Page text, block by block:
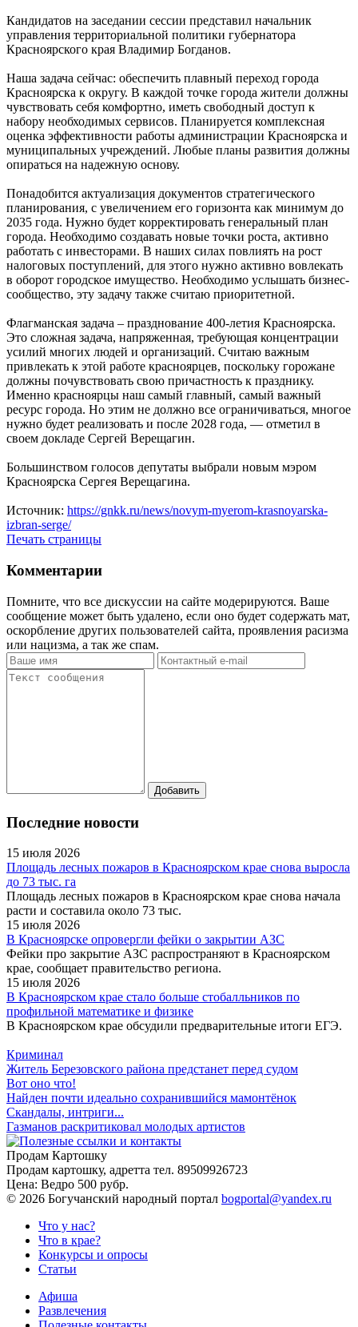
Кандидатов на заседании сессии представил начальник
управления территориальной политики губернатора
Красноярского края Владимир Богданов.
Наша задача сейчас: обеспечить плавный переход города
Красноярска к округу. В каждой точке города жители должны
чувствовать себя комфортно, иметь свободный доступ к
набору необходимых сервисов. Планируется комплексная
оценка эффективности работы администрации Красноярска и
муниципальных учреждений. Любые планы развития должны
опираться на надежную основу.
Понадобится актуализация документов стратегического
планирования, с увеличением его горизонта как минимум до
2035 года. Нужно будет корректировать генеральный план
города. Необходимо создавать новые точки роста, активно
работать с инвесторами. В наших силах повлиять на рост
налоговых поступлений, для этого нужно активно вовлекать
в оборот городское имущество. Необходимо услышать бизнес-
сообщество, эту задачу также считаю приоритетной.
Флагманская задача – празднование 400-летия Красноярска.
Это сложная задача, напряженная, требующая концентрации
усилий многих людей и организаций. Считаю важным
привлекать к этой работе красноярцев, поскольку горожане
должны почувствовать свою причастность к празднику.
Именно красноярцы наш самый главный, самый важный
ресурс города. Но этим не должно все ограничиваться, многое
нужно будет реализовать и после 2028 года, — отметил в
своем докладе Сергей Верещагин.
Большинством голосов депутаты выбрали новым мэром
Красноярска Сергея Верещагина.
Источник: https://gnkk.ru/news/novym-myerom-krasnoyarska-
izbran-serge/
Печать страницы
Комментарии
Помните, что все дискуссии на сайте модерируются. Ваше
сообщение может быть удалено, если оно будет содержать мат,
оскорбление других пользователей сайта, проявления расизма
или нацизма, а так же спам.
Последние новости
15 июля 2026
Площадь лесных пожаров в Красноярском крае снова выросла
до 73 тыс. га
Площадь лесных пожаров в Красноярском крае снова начала
расти и составила около 73 тыс.
15 июля 2026
В Красноярске опровергли фейки о закрытии АЗС
Фейки про закрытие АЗС распространяют в Красноярском
крае, сообщает правительство региона.
15 июля 2026
В Красноярском крае стало больше стобалльников по
профильной математике и физике
В Красноярском крае обсудили предварительные итоги ЕГЭ.
Криминал
Житель Березовского района предстанет перед судом
Вот оно что!
Найден почти идеально сохранившийся мамонтёнок
Скандалы, интриги...
Газманов раскритиковал молодых артистов
Продам Картошку
Продам картошку, адретта тел. 89509926723
Цена: Ведро 500 рубр.
© 2026 Богучанский народный портал bogportal@yandex.ru
Что у нас?
Что в крае?
Конкурсы и опросы
Статьи
Афиша
Развлечения